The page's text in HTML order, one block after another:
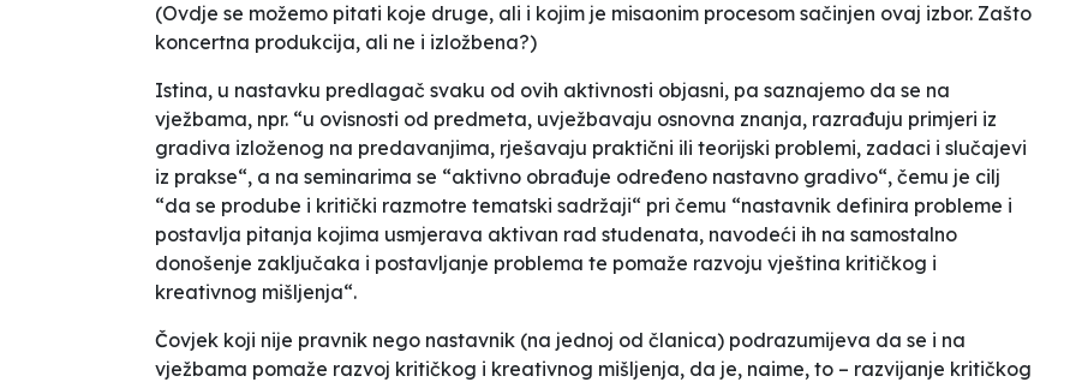
(Ovdje se možemo pitati koje druge, ali i kojim je misaonim procesom sačinjen ovaj izbor. Zašto
koncertna produkcija, ali ne i izložbena?)
Istina, u nastavku predlagač svaku od ovih aktivnosti objasni, pa saznajemo da se na
vježbama, npr. “u ovisnosti od predmeta, uvježbavaju osnovna znanja, razrađuju primjeri iz
gradiva izloženog na predavanjima, rješavaju praktični ili teorijski problemi, zadaci i slučajevi
iz prakse“, a na seminarima se “aktivno obrađuje određeno nastavno gradivo“, čemu je cilj
“da se prodube i kritički razmotre tematski sadržaji“ pri čemu “nastavnik definira probleme i
postavlja pitanja kojima usmjerava aktivan rad studenata, navodeći ih na samostalno
donošenje zaključaka i postavljanje problema te pomaže razvoju vještina kritičkog i
kreativnog mišljenja“.
Čovjek koji nije pravnik nego nastavnik (na jednoj od članica) podrazumijeva da se i na
vježbama pomaže razvoj kritičkog i kreativnog mišljenja, da je, naime, to – razvijanje kritičkog